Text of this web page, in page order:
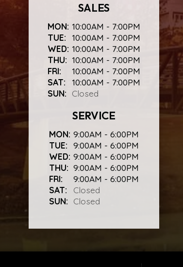
SALES
MON: 10:00AM - 7:00PM
TUE:
10:00AM - 7:00PM
WED: 10:00AM - 7:00PM
THU: 10:00AM - 7:00PM
FRI:
10:00AM - 7:00PM
SAT:
10:00AM - 7:00PM
SUN:
Closed
SERVICE
MON: 9:00AM - 6:00PM
TUE:
9:00AM - 6:00PM
WED: 9:00AM - 6:00PM
THU: 9:00AM - 6:00PM
FRI:
9:00AM - 6:00PM
SAT:
Closed
SUN:
Closed